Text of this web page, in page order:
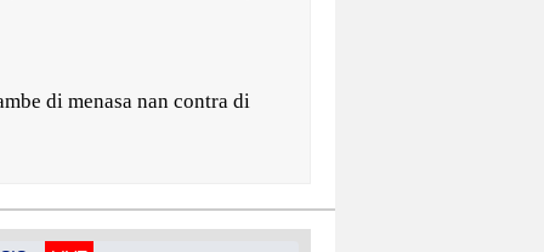
di menasa nan contra di